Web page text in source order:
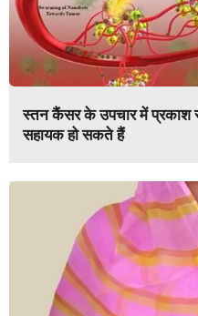
स्तन कैंसर के उपचार में प्रकाश
सहायक हो सकते हैं